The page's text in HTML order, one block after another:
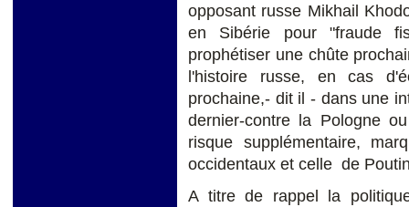
opposant russe Mikhail
en Sibérie pour "fraude
prophétiser une chûte
l'histoire russe, en cas
prochaine,- dit il - dans une
dernier-contre la Pologne
risque supplémentaire,
occidentaux et celle de
A titre de rappel la